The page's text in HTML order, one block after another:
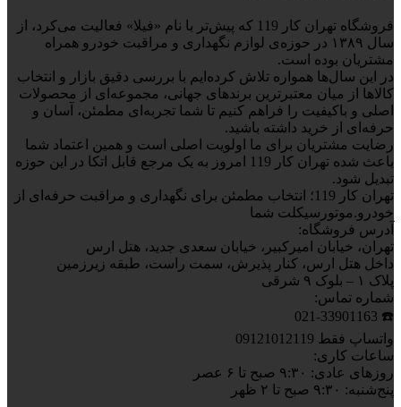
فروشگاه تهران کار 119 که پیش‌تر با نام «فیلا» فعالیت می‌کرد، از
سال ۱۳۸۹ در حوزه‌ی لوازم نگهداری و مراقبت خودرو همراه
مشتریان بوده است.
در این سال‌ها همواره تلاش کرده‌ایم با بررسی دقیق بازار و انتخاب
کالاها از میان معتبرترین برندهای جهانی، مجموعه‌ای از محصولات
اصلی و باکیفیت را فراهم کنیم تا شما تجربه‌ای مطمئن، آسان و
حرفه‌ای از خرید داشته باشید.
رضایت مشتریان برای ما اولویت اصلی است و همین اعتماد شما
باعث شده تهران کار 119 امروز به یک مرجع قابل اتکا در این حوزه
تبدیل شود.
تهران کار 119؛ انتخاب مطمئن برای نگهداری و مراقبت حرفه‌ای از
خودرو.موتورسیکلت شما
آدرس فروشگاه:
تهران، خیابان امیرکبیر، خیابان سعدی جدید، هتل ارس
داخل هتل ارس، کنار پذیرش، سمت راست، طبقه زیرزمین
پلاک ۱ – بلوک ۹ شرقی
شماره تماس:
☎️ 021-33901163
واتساپ فقط 09121012119
ساعات کاری:
روزهای عادی: ۹:۳۰ صبح تا ۶ عصر
پنج‌شنبه: ۹:۳۰ صبح تا ۲ ظهر